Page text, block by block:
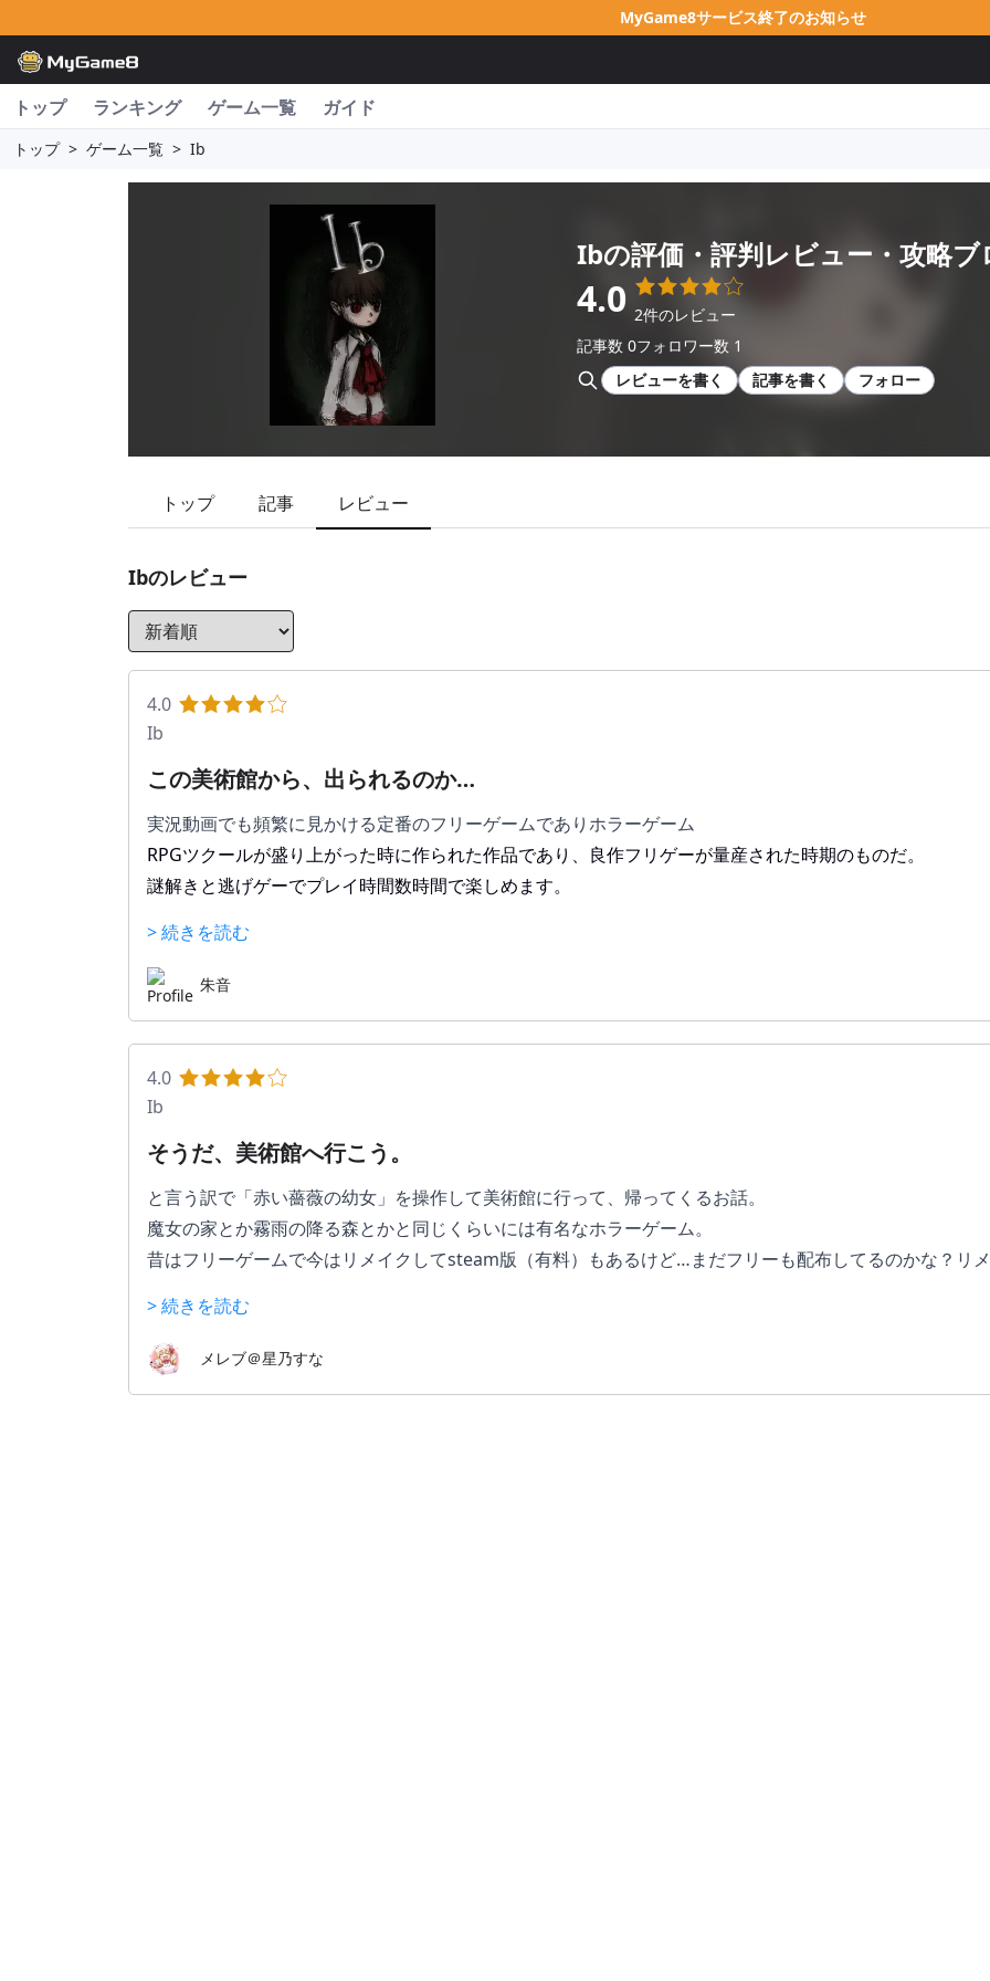
MyGame8サービス終了のお知らせ
トップ ランキング ゲーム一覧 ガイド
トップ > ゲーム一覧 > Ib
Ibの評価・評判レビュー・攻略ブ
4.0 2件のレビュー
記事数 0フォロワー数 1
レビューを書く
記事を書く フォロー
トップ 記事 レビュー
Ibのレビュー
4.0
Ib
この美術館から、出られるのか…
実況動画でも頻繁に見かける定番のフリーゲームでありホラーゲーム
RPGツクールが盛り上がった時に作られた作品であり、良作フリゲーが量産された時期のものだ。
謎解きと逃げゲーでプレイ時間数時間で楽しめます。
本作はリメイクされ遊びやすくなっているのでそちらをプレイしよう
> 続きを読む
朱音
4.0
Ib
そうだ、美術館へ行こう。
と言う訳で「赤い薔薇の幼女」を操作して美術館に行って、帰ってくるお話。
魔女の家とか霧雨の降る森とかと同じくらいには有名なホラーゲーム。
昔はフリーゲームで今はリメイクしてsteam版（有料）もあるけど…まだフリーも配布してるのかな？リ
ホラーゲームとは言っても上記2つや青鬼とかと比べればホラー（ドッキリ）要素も即死要素もだいぶ薄
るイメージ。マルチエンドなので行動如何によっては…だけれど、それは上に並んでるような他のゲームも
あと解釈に重きを置いている…と書いたけれど、もうちょっと嚙み砕くとまぁつまり雰囲気が良い。美術
> 続きを読む
メレブ＠星乃すな